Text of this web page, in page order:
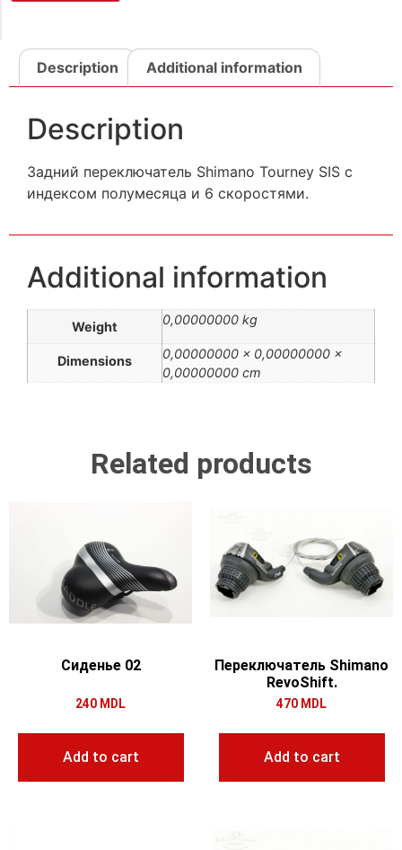
Description Additional information
Description
Задний переключатель Shimano Tourney SIS с
индексом полумесяца и 6 скоростями.
Additional information
Weight 0,00000000 kg
Dimensions
0,00000000 × 0,00000000 ×
0,00000000 cm
Related products
Сиденье 02
240 MDL
Add to cart
Переключатель Shimano
RevoShift.
470 MDL
Add to cart